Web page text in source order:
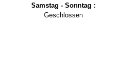
Samstag - Sonntag :
Geschlossen